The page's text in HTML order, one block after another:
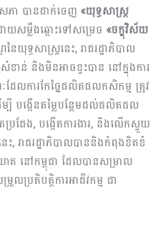
ភា បានដាក់ចេញ «យុទ្ធសាស្រ្ត
សម្លឹងឆ្ពោះទៅសម្រេច «ចក្ខុវិស័យ
ៃយុទ្ធសាស្រ្តនេះ, រាជរដ្ឋាភិបាល
ន់ និងមិនអាចខ្វះបាន នៅក្នុងការ
ដែលការកែច្នៃផលិតផលកសិកម្ម ត្រូវ
បី បង្កើនតម្លៃបន្ថែមដល់ផលិតផល
ជែង, បង្កើតការងារ, និងលើកស្ទួយ
ះ, រាជរដ្ឋាភិបាលបាននិងកំពុងខិតខំ
គ នៅកម្ពុជា ដែលបានសម្រាល
រួលប្រតិបត្តិការអាជីវកម្ម ជា